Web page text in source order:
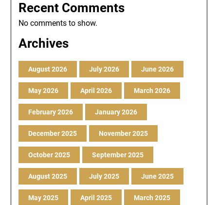
Recent Comments
No comments to show.
Archives
August 2026 July 2026 June 2026
May 2026 April 2026 March 2026
February 2026 January 2026
December 2025 November 2025
October 2025 September 2025
August 2025 July 2025 June 2025
May 2025 April 2025 March 2025